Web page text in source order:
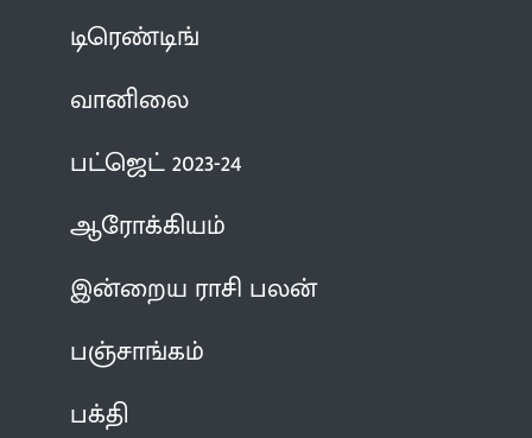
டிரெண்டிங்
வானிலை
பட்ஜெட் 2023-24
ஆரோக்கியம்
இன்றைய ராசி பலன்
பஞ்சாங்கம்
பக்தி